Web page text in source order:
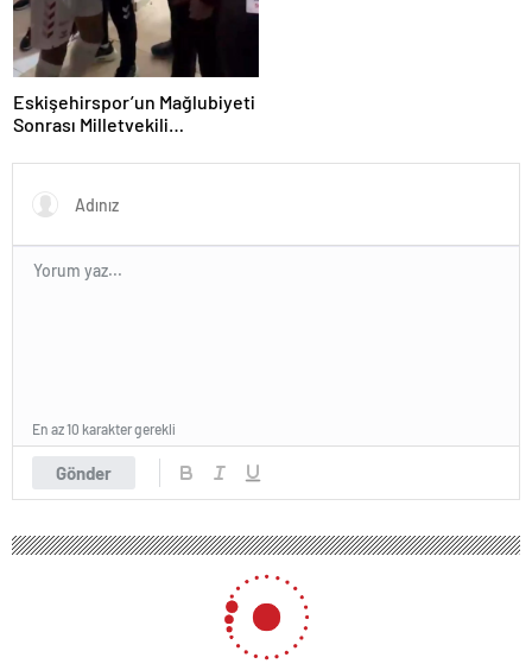
Eskişehirspor’un Mağlubiyeti
Sonrası Milletvekili
Gönder
En az 10 karakter gerekli